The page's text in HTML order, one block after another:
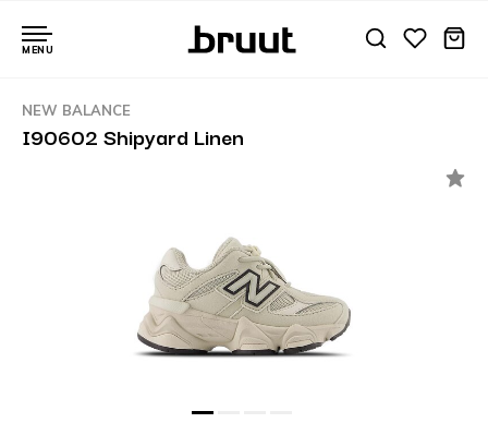
MENU
NEW BALANCE
I90602 Shipyard Linen